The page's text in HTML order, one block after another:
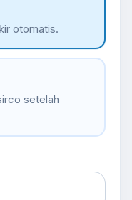
otomatis.
setelah